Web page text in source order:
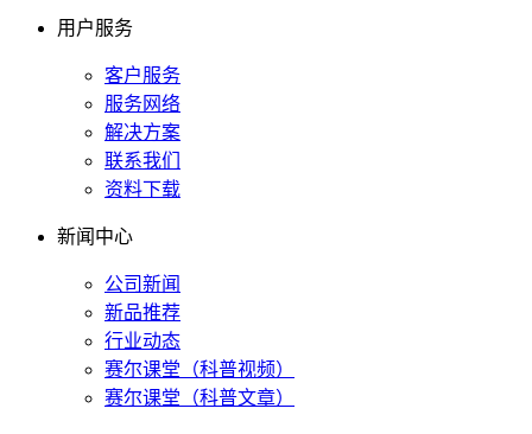
用户服务
客户服务
服务网络
解决方案
联系我们
资料下载
新闻中心
公司新闻
新品推荐
行业动态
赛尔课堂（科普视频）
赛尔课堂（科普文章）